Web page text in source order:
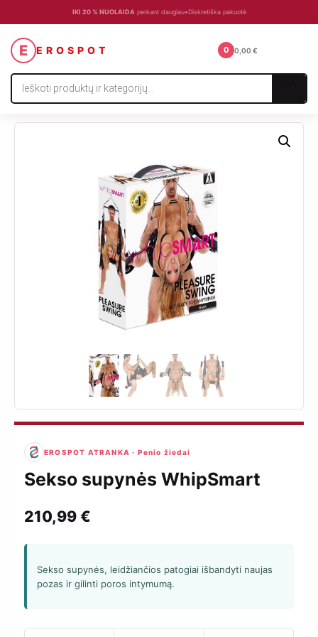
IKI 20 % NUOLAIDA perkant daugiau•Diskretiška pakuotė
E EROSPOT
Products
search
0 0,00 €
EROSPOT ATRANKA · Penio žiedai
Sekso supynės WhipSmart
210,99€
Sekso supynės, leidžiančios patogiai išbandyti naujas
pozas ir gilinti poros intymumą.